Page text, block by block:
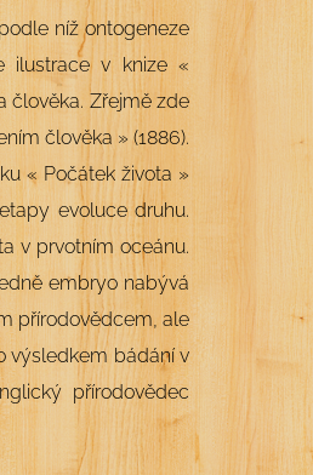
níž ontogeneze
ilustrace v knize «
člověka. Zřejmě zde
člověka » (1886).
« Počátek života »
evoluce druhu.
v prvotním oceánu.
embryo nabývá
přírodovědcem, ale
výsledkem bádání v
přírodovědec